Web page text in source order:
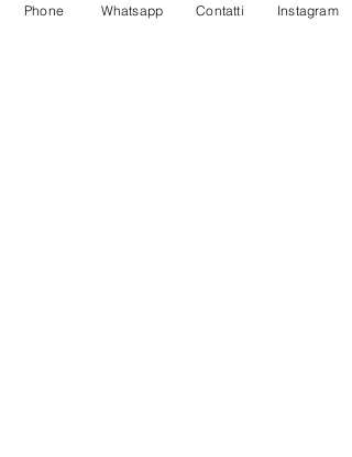
Phone Whatsapp Contatti Instagram